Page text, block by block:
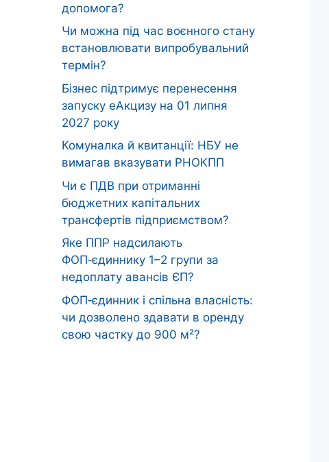
допомога?
Чи можна під час воєнного стану
встановлювати випробувальний
термін?
Бізнес підтримує перенесення
запуску еАкцизу на 01 липня
2027 року
Комуналка й квитанції: НБУ не
вимагав вказувати РНОКПП
Чи є ПДВ при отриманні
бюджетних капітальних
трансфертів підприємством?
Яке ППР надсилають
ФОП‑єдиннику 1–2 групи за
недоплату авансів ЄП?
ФОП‑єдинник і спільна власність:
чи дозволено здавати в оренду
свою частку до 900 м²?